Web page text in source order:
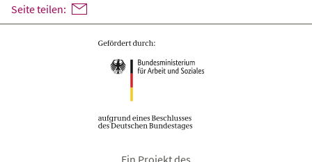
Seite teilen: